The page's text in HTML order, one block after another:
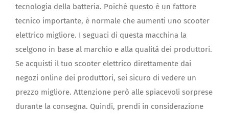
tecnologia della batteria. Poiché questo è un fattore
tecnico importante, è normale che aumenti uno scooter
elettrico migliore. I seguaci di questa macchina la
scelgono in base al marchio e alla qualità dei produttori.
Se acquisti il ​​tuo scooter elettrico direttamente dai
negozi online dei produttori, sei sicuro di vedere un
prezzo migliore. Attenzione però alle spiacevoli sorprese
durante la consegna. Quindi, prendi in considerazione